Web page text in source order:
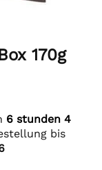
170g
6 stunden 4
bis